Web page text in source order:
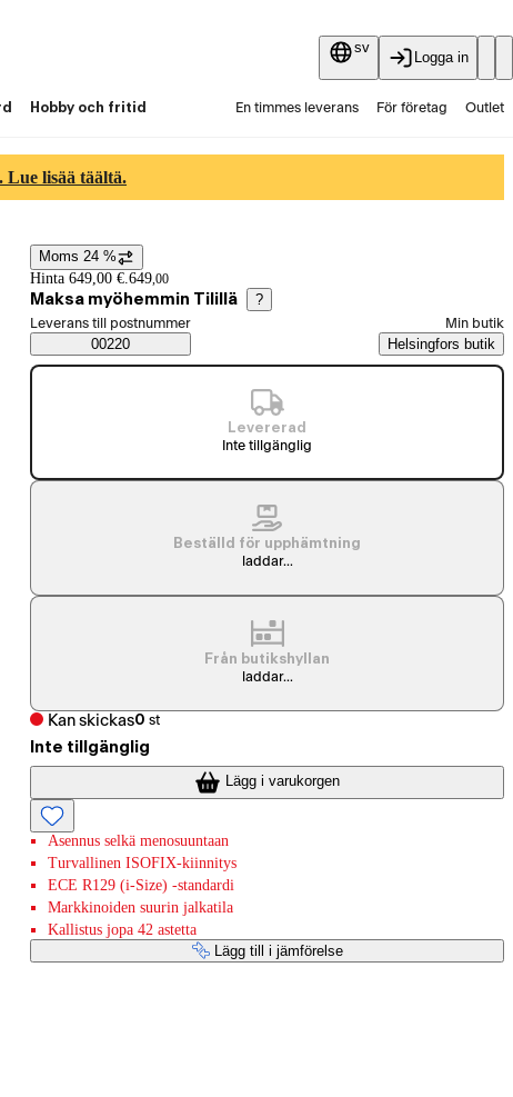
sv
Logga in
Hobby och fritid En timmes leverans För företag Outlet
Lue lisää täältä.
Prisinformation
Moms 24 %
Hinta 649,00 €.649,00
Maksa myöhemmin Tilillä ?
Saatavuustiedot
Välj beställningssätt
Leverans till postnummer
00220
Min butik
Helsingfors butik
Levererad
Inte tillgänglig
Beställd för upphämtning
laddar...
Från butikshyllan
laddar...
Kan skickas0 st
Inte tillgänglig
Lägg i varukorgen
Asennus selkä menosuuntaan
Turvallinen ISOFIX-kiinnitys
ECE R129 (i-Size) -standardi
Markkinoiden suurin jalkatila
Kallistus jopa 42 astetta
Lägg till i jämförelse